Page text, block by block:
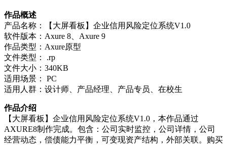
作品概述
产品名称：【大屏看板】企业信用风险定位系统V1.0
软件版本：Axure 8、Axure 9
作品类型：Axure原型
文件类型： .rp
文件大小：340KB
适用场景： PC
适用人群：设计师、产品经理、产品专员、在校生
作品介绍
【大屏看板】企业信用风险定位系统V1.0，本作品通过
AXURE8制作完成。包含：公司实时监控，公司详情，公司
经营动态，偿债能力平衡，可变现资产结构，外部关联。购买